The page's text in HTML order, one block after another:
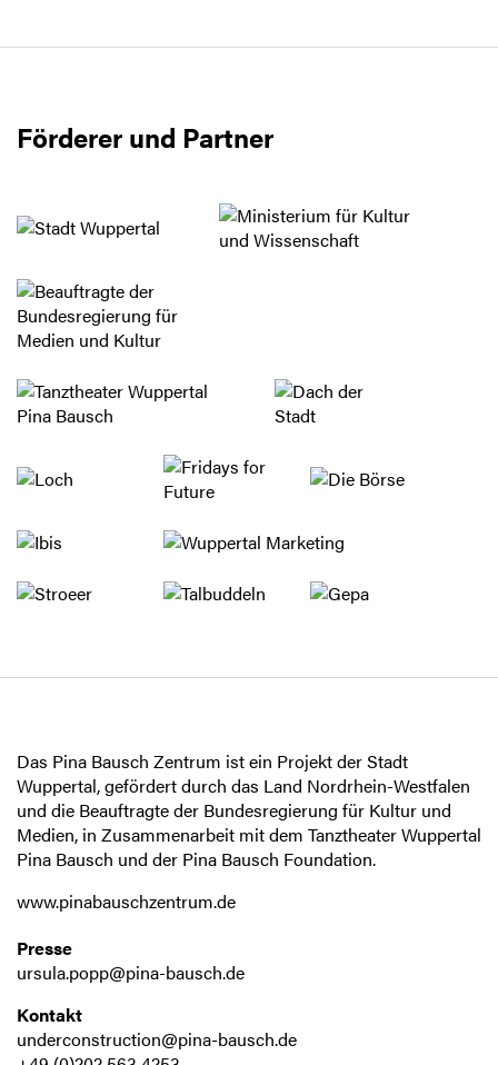
Förderer und Partner
Das Pina Bausch Zentrum ist ein Projekt der Stadt
Wuppertal, gefördert durch das Land Nordrhein-Westfalen
und die Beauftragte der Bundesregierung für Kultur und
Medien, in Zusammenarbeit mit dem Tanztheater Wuppertal
Pina Bausch und der Pina Bausch Foundation.
www.pinabauschzentrum.de
Presse
ursula.popp@pina-bausch.de
Kontakt
underconstruction@pina-bausch.de